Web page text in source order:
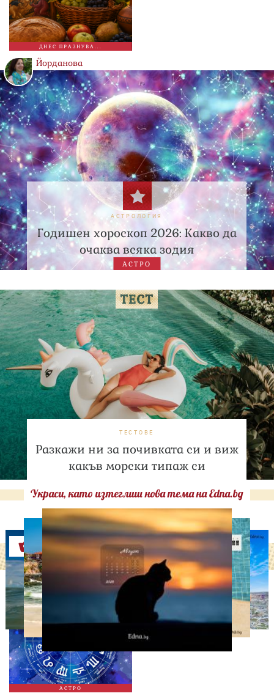
ДНЕС ПРАЗНУВА...
Йорданова
АСТРОЛОГИЯ
Годишен хороскоп 2026: Какво да
очаква всяка зодия
АСТРО
ТЕСТОВЕ
Разкажи ни за почивката си и виж
какъв морски типаж си
Украси, като изтеглиш нова тема на Edna.bg
Оферти
АСТРО
АСТРОЛОГИЯ
Дневен хороскоп за 6
август, четвъртък